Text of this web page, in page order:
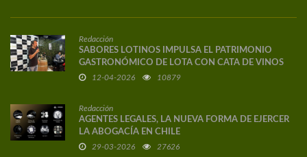
Redacción
SABORES LOTINOS IMPULSA EL PATRIMONIO
GASTRONÓMICO DE LOTA CON CATA DE VINOS
DE AUTOR
12-04-2026 10879
Redacción
AGENTES LEGALES, LA NUEVA FORMA DE EJERCER
LA ABOGACÍA EN CHILE
29-03-2026 27626